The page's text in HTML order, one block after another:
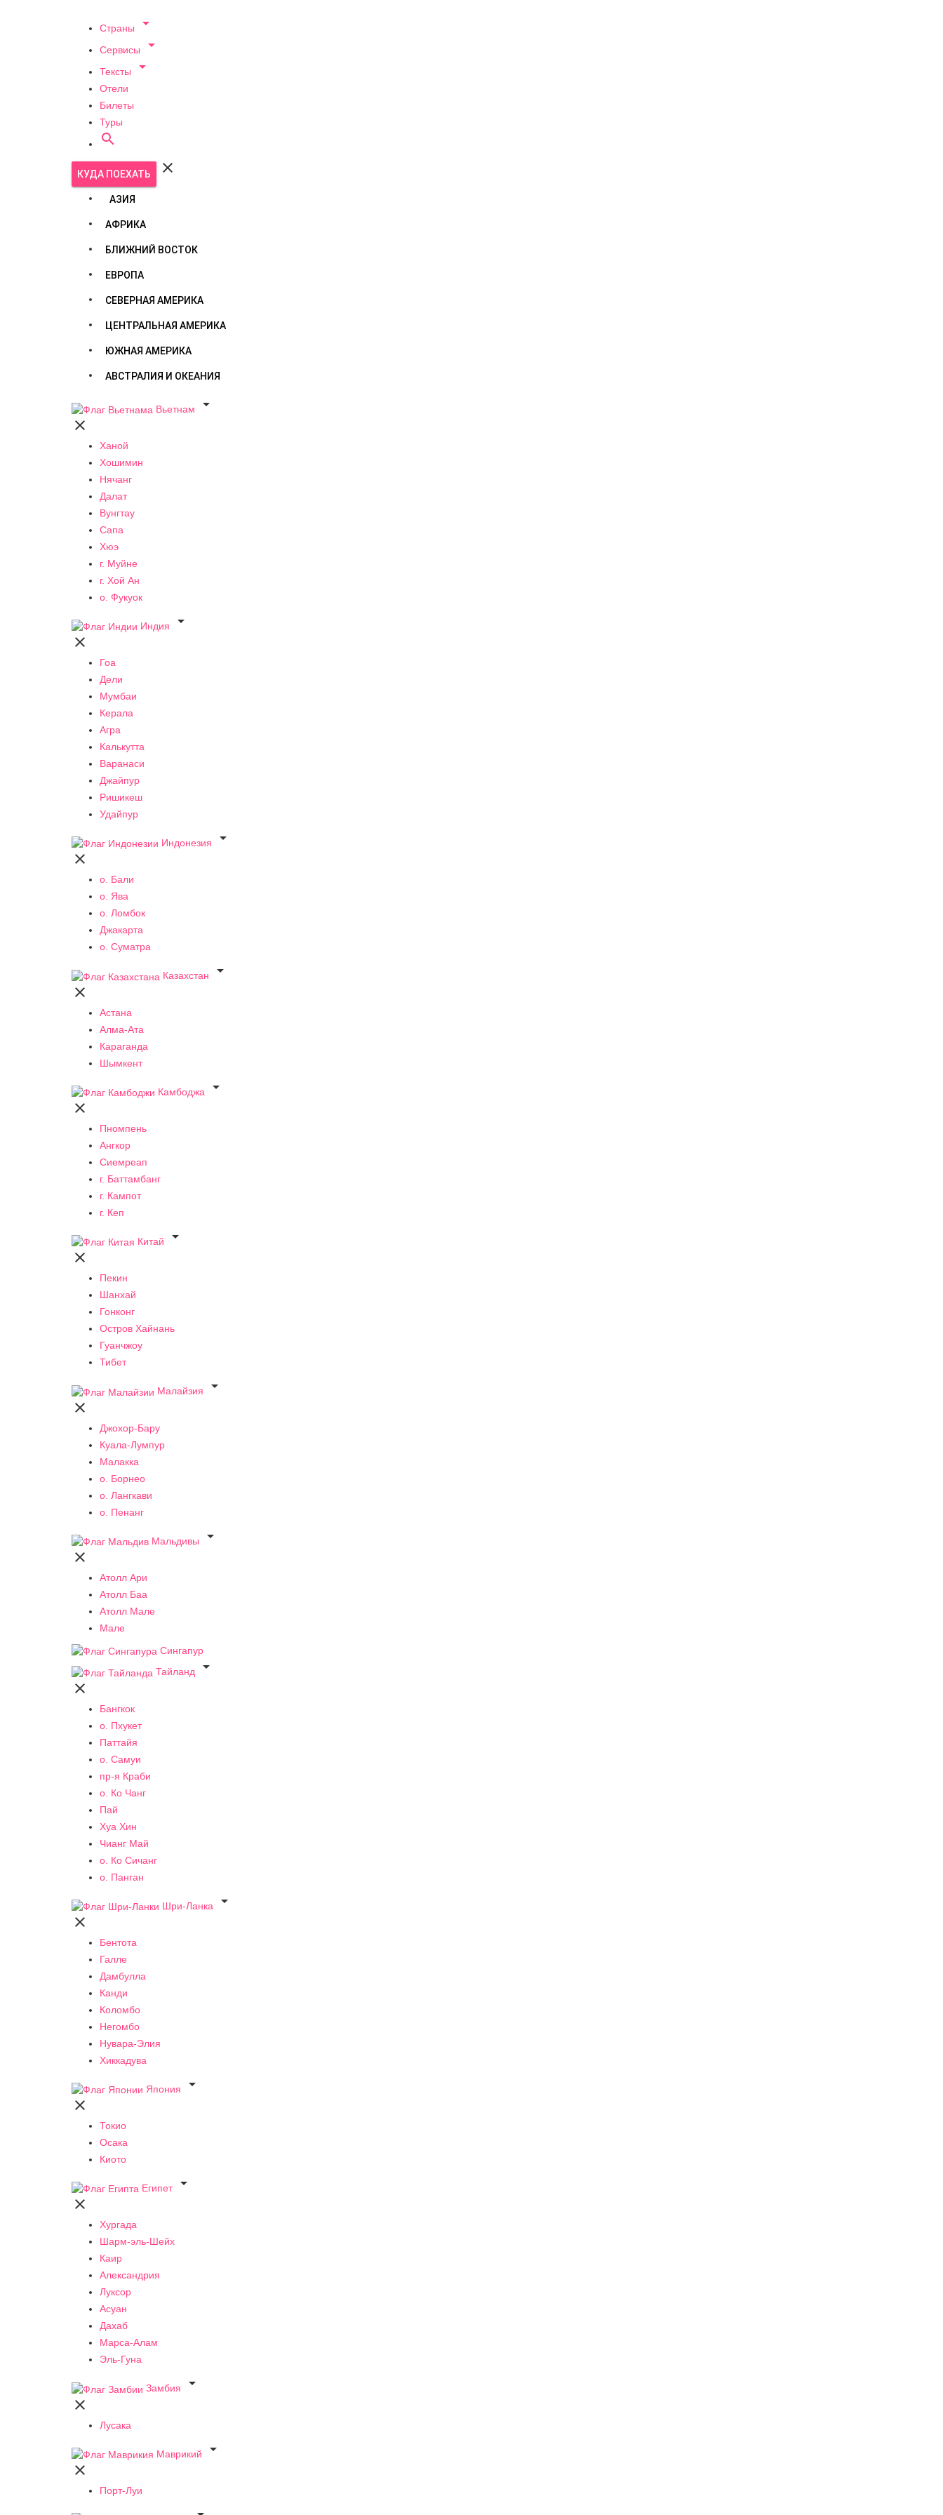
Страны 
Сервисы 
Тексты 
Отели
Билеты
Туры

КУДА ПОЕХАТЬ 
АЗИЯ
АФРИКА
БЛИЖНИЙ ВОСТОК
ЕВРОПА
СЕВЕРНАЯ АМЕРИКА
ЦЕНТРАЛЬНАЯ АМЕРИКА
ЮЖНАЯ АМЕРИКА
АВСТРАЛИЯ И ОКЕАНИЯ
Вьетнам


Ханой
Хошимин
Нячанг
Далат
Вунгтау
Сапа
Хюэ
г. Муйне
г. Хой Ан
о. Фукуок
Индия


Гоа
Дели
Мумбаи
Керала
Агра
Калькутта
Варанаси
Джайпур
Ришикеш
Удайпур
Индонезия


о. Бали
о. Ява
о. Ломбок
Джакарта
о. Суматра
Казахстан


Астана
Алма-Ата
Караганда
Шымкент
Камбоджа


Пномпень
Ангкор
Сиемреап
г. Баттамбанг
г. Кампот
г. Кеп
Китай


Пекин
Шанхай
Гонконг
Остров Хайнань
Гуанчжоу
Тибет
Малайзия


Джохор-Бару
Куала-Лумпур
Малакка
о. Борнео
о. Лангкави
о. Пенанг
Мальдивы


Атолл Ари
Атолл Баа
Атолл Мале
Мале
Сингапур
Тайланд


Бангкок
о. Пхукет
Паттайя
о. Самуи
пр-я Краби
о. Ко Чанг
Пай
Хуа Хин
Чианг Май
о. Ко Сичанг
о. Панган
Шри-Ланка


Бентота
Галле
Дамбулла
Канди
Коломбо
Негомбо
Нувара-Элия
Хиккадува
Япония


Токио
Осака
Киото
Египет


Хургада
Шарм-эль-Шейх
Каир
Александрия
Луксор
Асуан
Дахаб
Марса-Алам
Эль-Гуна
Замбия


Лусака
Маврикий


Порт-Луи